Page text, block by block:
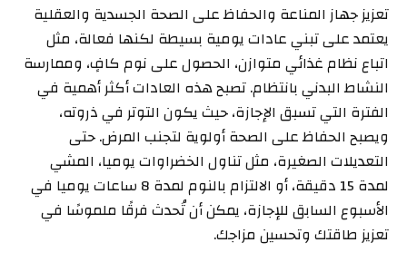
تعزيز جهاز المناعة والحفاظ على الصحة الجسدية والعقلية
يعتمد على تبني عادات يومية بسيطة لكنها فعالة، مثل
اتباع نظام غذائي متوازن، الحصول على نوم كافٍ، وممارسة
النشاط البدني بانتظام. تصبح هذه العادات أكثر أهمية في
الفترة التي تسبق الإجازة، حيث يكون التوتر في ذروته،
ويصبح الحفاظ على الصحة أولوية لتجنب المرض. حتى
التعديلات الصغيرة، مثل تناول الخضراوات يوميا، المشي
لمدة 15 دقيقة، أو الالتزام بالنوم لمدة 8 ساعات يوميا في
الأسبوع السابق للإجازة، يمكن أن تُحدث فرقًا ملموسًا في
تعزيز طاقتك وتحسين مزاجك.